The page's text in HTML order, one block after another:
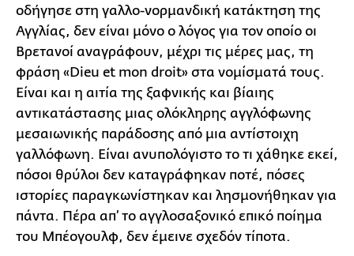
οδήγησε στη γαλλο-νορμανδική κατάκτηση της
Αγγλίας, δεν είναι μόνο ο λόγος για τον οποίο οι
Βρετανοί αναγράφουν, μέχρι τις μέρες μας, τη
φράση «Dieu et mon droit» στα νομίσματά τους.
Είναι και η αιτία της ξαφνικής και βίαιης
αντικατάστασης μιας ολόκληρης αγγλόφωνης
μεσαιωνικής παράδοσης από μια αντίστοιχη
γαλλόφωνη. Είναι ανυπολόγιστο το τι χάθηκε εκεί,
πόσοι θρύλοι δεν καταγράφηκαν ποτέ, πόσες
ιστορίες παραγκωνίστηκαν και λησμονήθηκαν για
πάντα. Πέρα απ’ το αγγλοσαξονικό επικό ποίημα
του Μπέογουλφ, δεν έμεινε σχεδόν τίποτα.